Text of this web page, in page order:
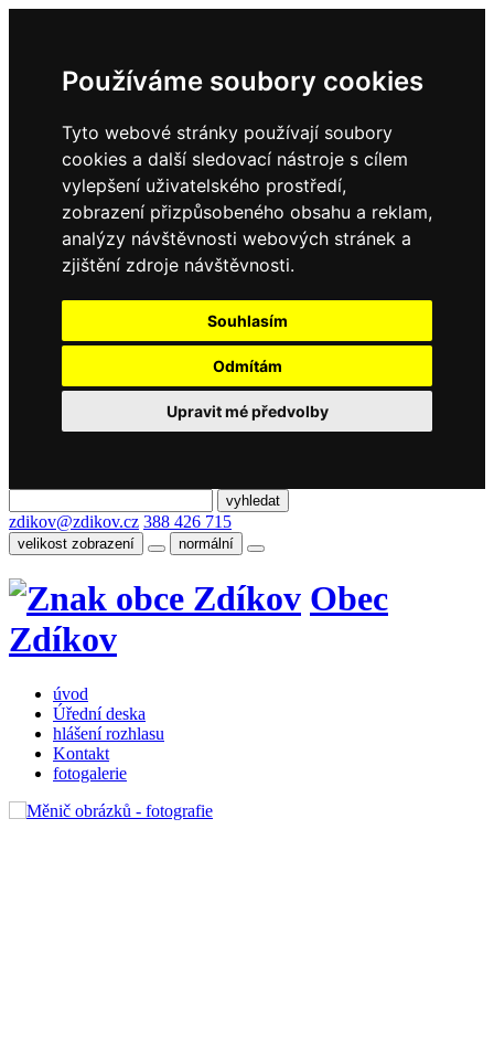
Používáme soubory cookies
Tyto webové stránky používají soubory
cookies a další sledovací nástroje s cílem
vylepšení uživatelského prostředí,
zobrazení přizpůsobeného obsahu a reklam,
analýzy návštěvnosti webových stránek a
zjištění zdroje návštěvnosti.
Souhlasím
Odmítám
Upravit mé předvolby
zdikov@zdikov.cz 388 426 715
velikost zobrazení normální
Obec
Zdíkov
úvod
Úřední deska
hlášení rozhlasu
Kontakt
fotogalerie